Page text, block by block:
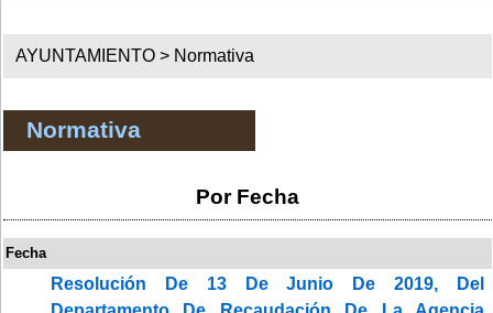
AYUNTAMIENTO > Normativa
Normativa
Por Fecha
Fecha
Resolución De 13 De Junio De 2019, Del